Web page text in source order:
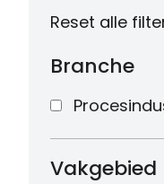
Reset alle
Branche
Vakgebied